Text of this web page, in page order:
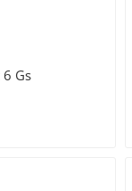
Gs